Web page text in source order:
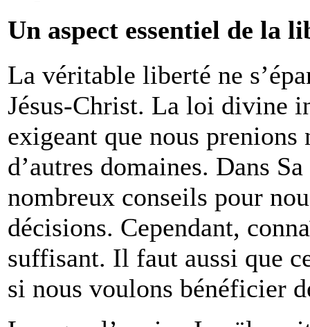
Un aspect essentiel de la
La véritable liberté ne
Jésus-Christ. La loi divine
exigeant que nous prenions
d’autres domaines. Dans
nombreux conseils pour
décisions. Cependant,
suffisant. Il faut aussi que
si nous voulons bénéficier